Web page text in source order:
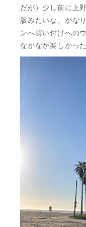
だが）少し前に上
版みたいな。かな
ンへ買い付けへの
なかなか楽しかった